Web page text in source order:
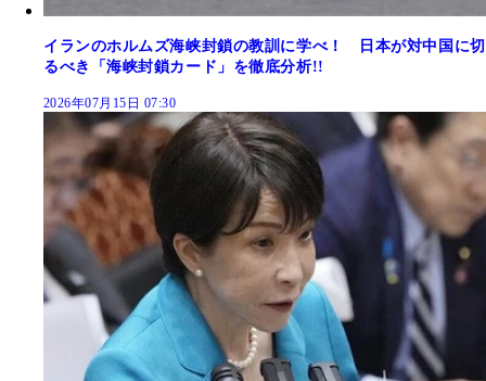
イランのホルムズ海峡封鎖の教訓に学べ！ 日本が対中国に切
るべき「海峡封鎖カード」を徹底分析!!
2026年07月15日 07:30